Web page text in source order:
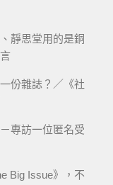
靜思堂用的是銅
份雜誌？／《社
專訪一位匿名受
Big Issue》，不